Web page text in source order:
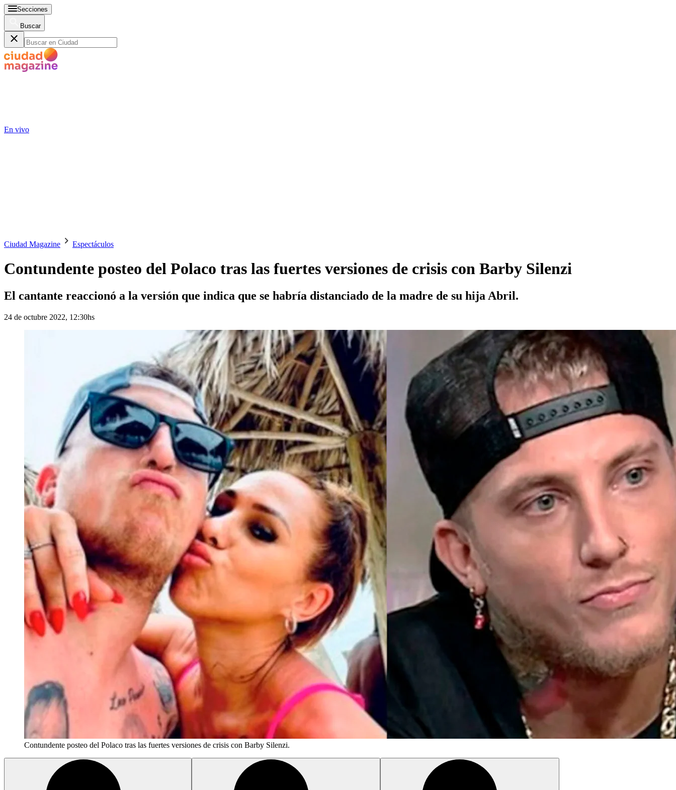
Secciones
Buscar
En vivo
Ciudad Magazine Espectáculos
Contundente posteo del Polaco tras las fuertes versiones de crisis con Barby Silenzi
El cantante reaccionó a la versión que indica que se habría distanciado de la madre de su hija Abril.
24 de octubre 2022, 12:30hs
Contundente posteo del Polaco tras las fuertes versiones de crisis con Barby Silenzi.